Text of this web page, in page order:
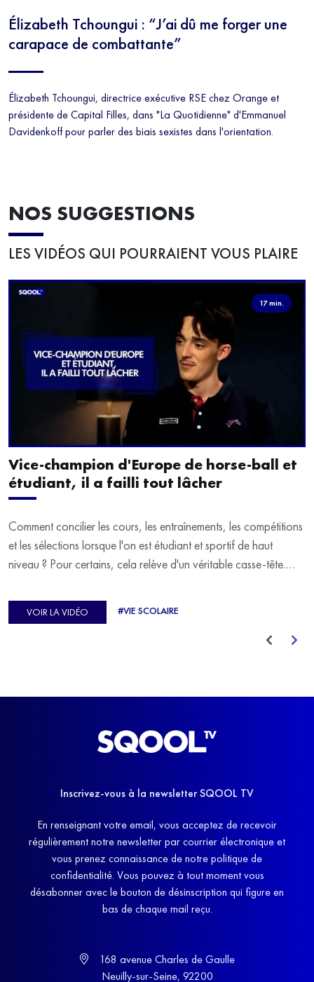
Élizabeth Tchoungui : “J’ai dû me forger une
carapace de combattante”
Élizabeth Tchoungui, directrice exécutive RSE chez Orange et
présidente de Capital Filles, dans "La Quotidienne" d'Emmanuel
Davidenkoff pour parler des biais sexistes dans l'orientation.
NOS SUGGESTIONS
LES VIDÉOS QUI POURRAIENT VOUS PLAIRE
17 min.
Vice-champion d'Europe de horse-ball et
étudiant, il a failli tout lâcher
Comment concilier les cours, les entraînements, les compétitions
et les sélections lorsque l'on est étudiant et sportif de haut
niveau ? Pour certains, cela relève d'un véritable casse-tête.
d'Europe de Horse-ball, qui a failli abandonner ses études
avant de trouver un nouvel équilibre.
VOIR LA VIDÉO #VIE SCOLAIRE
Inscrivez-vous à la newsletter SQOOL TV
En renseignant votre email, vous acceptez de recevoir
régulièrement notre newsletter par courrier électronique et
vous prenez connaissance de notre politique de
confidentialité. Vous pouvez à tout moment vous
désabonner avec le bouton de désinscription qui figure en
bas de chaque mail reçu.
168 avenue Charles de Gaulle
Neuilly-sur-Seine, 92200